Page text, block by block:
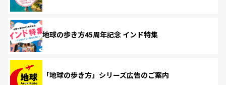
地球の歩き方45周年記念 インド特集
「地球の歩き方」シリーズ広告のご案内